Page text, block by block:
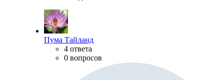
Пума Тайланд
4 ответа
0 вопросов